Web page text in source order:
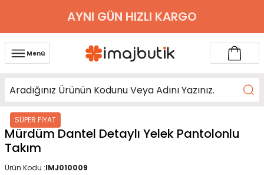
AYNI GÜN HIZLI KARGO
Menü
SÜPER FİYAT
Mürdüm Dantel Detaylı Yelek Pantolonlu
Takım
Ürün Kodu :IMJ010009